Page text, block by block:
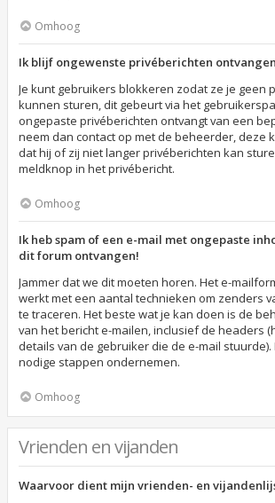
Omhoog
Ik blijf ongewenste privéberichten
Je kunt gebruikers blokkeren zodat ze je geen
kunnen sturen, dit gebeurt via het
ongepaste privéberichten ontvangt van een
neem dan contact op met de beheerder, deze
dat hij of zij niet langer privéberichten kan
meldknop in het privébericht.
Omhoog
Ik heb spam of een e-mail met ongepaste
dit forum ontvangen!
Jammer dat we dit moeten horen. Het e-
werkt met een aantal technieken om zenders
te traceren. Het beste wat je kan doen is de
van het bericht e-mailen, inclusief de headers
details van de gebruiker die de e-mail
nodige stappen ondernemen.
Omhoog
Vrienden en vijanden
Waarvoor dient mijn vrienden- en